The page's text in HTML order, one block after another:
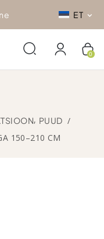
ET
0
, PUUD /
150–210 CM